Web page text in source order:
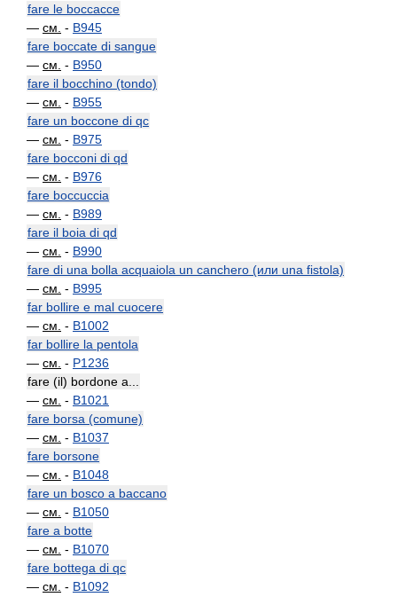
fare le boccacce
— см. - B945
fare boccate di sangue
— см. - B950
fare il bocchino (tondo)
— см. - B955
fare un boccone di qc
— см. - B975
fare bocconi di qd
— см. - B976
fare boccuccia
— см. - B989
fare il boia di qd
— см. - B990
fare di una bolla acquaiola un canchero (или una fistola)
— см. - B995
far bollire e mal cuocere
— см. - B1002
far bollire la pentola
— см. - P1236
fare (il) bordone a...
— см. - B1021
fare borsa (comune)
— см. - B1037
fare borsone
— см. - B1048
fare un bosco a baccano
— см. - B1050
fare a botte
— см. - B1070
fare bottega di qc
— см. - B1092